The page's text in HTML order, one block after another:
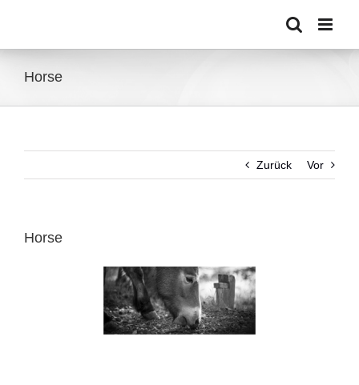
Horse
Zurück Vor
Horse